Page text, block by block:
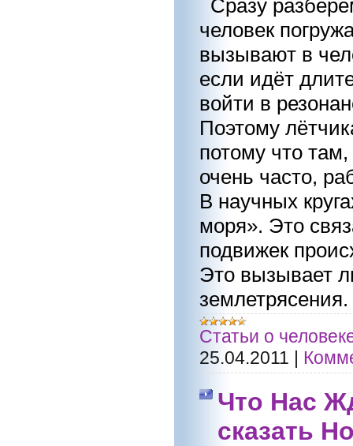
Сразу
человек
вызывают в
если идёт
войти в
Поэтому
потому что
очень часто,
В научных
моря». Это
подвижек
Это вызывает
Статьи о
25.04.2011 |
Что Нас
сказать